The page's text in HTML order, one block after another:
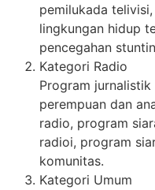
pemilukada
lingkungan hidup
pencegahan
Kategori Radio
Program
perempuan dan
radio, program
radioi, program
komunitas.
Kategori Umum